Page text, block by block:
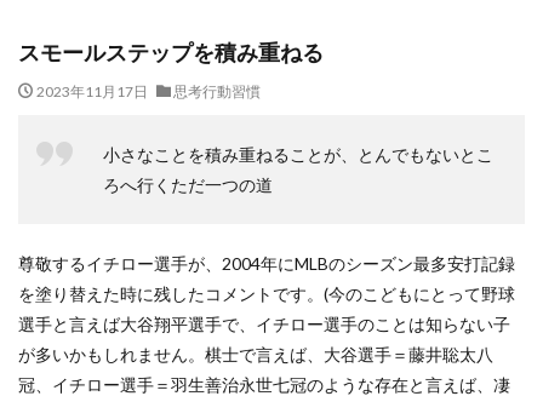
スモールステップを積み重ねる
2023年11月17日 思考行動習慣
小さなことを積み重ねることが、とんでもないとこ
ろへ行くただ一つの道
尊敬するイチロー選手が、2004年にMLBのシーズン最多安打記録
を塗り替えた時に残したコメントです。(今のこどもにとって野球
選手と言えば大谷翔平選手で、イチロー選手のことは知らない子
が多いかもしれません。棋士で言えば、大谷選手＝藤井聡太八
冠、イチロー選手＝羽生善治永世七冠のような存在と言えば、凄